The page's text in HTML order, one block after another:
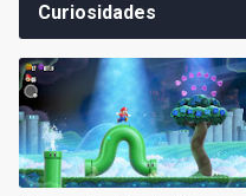
Curiosidades